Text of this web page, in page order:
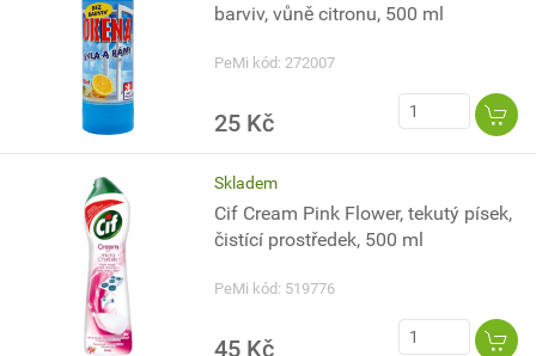
barviv, vůně citronu, 500 ml
PeMi kód: 272007
25 Kč
Skladem
Cif Cream Pink Flower, tekutý písek,
čistící prostředek, 500 ml
PeMi kód: 519776
45 Kč